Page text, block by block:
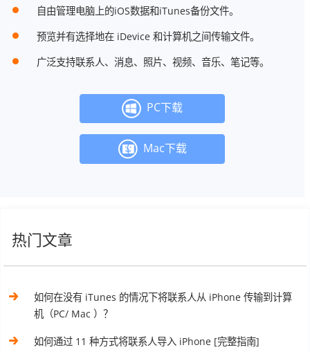
自由管理电脑上的iOS数据和iTunes备份文件。
预览并有选择地在 iDevice 和计算机之间传输文件。
广泛支持联系人、消息、照片、视频、音乐、笔记等。
PC下载
Mac下载
热门文章
如何在没有 iTunes 的情况下将联系人从 iPhone 传输到计算
机（PC/ Mac ）？
如何通过 11 种方式将联系人导入 iPhone [完整指南]